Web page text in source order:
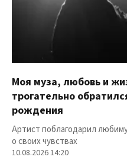
Моя муза, любовь и
трогательно
рождения
Артист поблагодарил
о своих чувствах
10.08.2026 14:20